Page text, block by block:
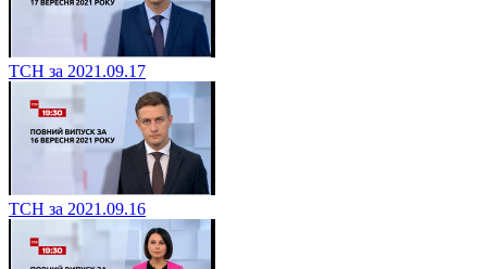
ТСН за 2021.09.17
ТСН за 2021.09.16